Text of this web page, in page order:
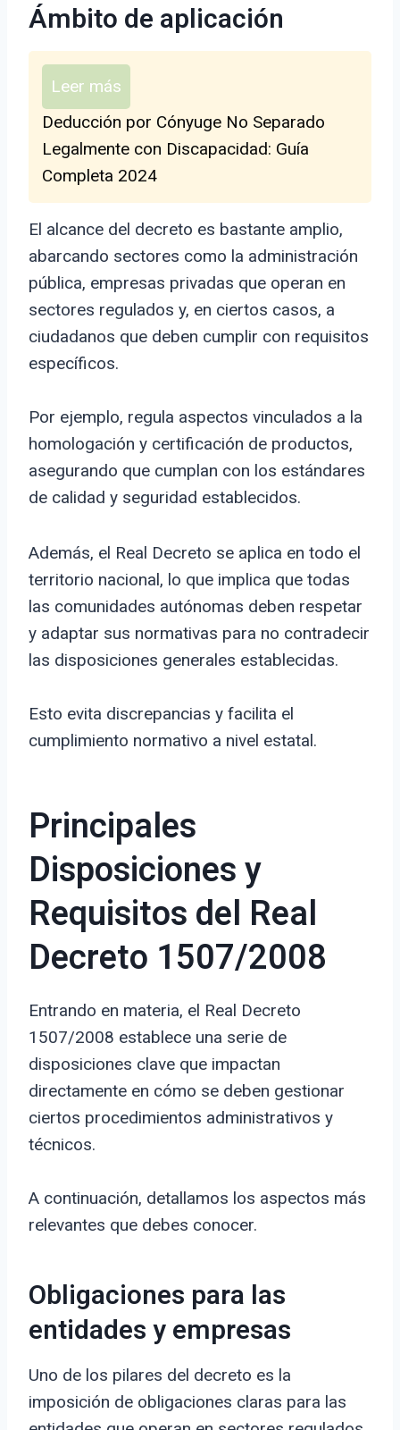
Ámbito de aplicación
Leer más
Deducción por Cónyuge No Separado
Legalmente con Discapacidad: Guía
Completa 2024
El alcance del decreto es bastante amplio,
abarcando sectores como la administración
pública, empresas privadas que operan en
sectores regulados y, en ciertos casos, a
ciudadanos que deben cumplir con requisitos
específicos.
Por ejemplo, regula aspectos vinculados a la
homologación y certificación de productos,
asegurando que cumplan con los estándares
de calidad y seguridad establecidos.
Además, el Real Decreto se aplica en todo el
territorio nacional, lo que implica que todas
las comunidades autónomas deben respetar
y adaptar sus normativas para no contradecir
las disposiciones generales establecidas.
Esto evita discrepancias y facilita el
cumplimiento normativo a nivel estatal.
Principales
Disposiciones y
Requisitos del Real
Decreto 1507/2008
Entrando en materia, el Real Decreto
1507/2008 establece una serie de
disposiciones clave que impactan
directamente en cómo se deben gestionar
ciertos procedimientos administrativos y
técnicos.
A continuación, detallamos los aspectos más
relevantes que debes conocer.
Obligaciones para las
entidades y empresas
Uno de los pilares del decreto es la
imposición de obligaciones claras para las